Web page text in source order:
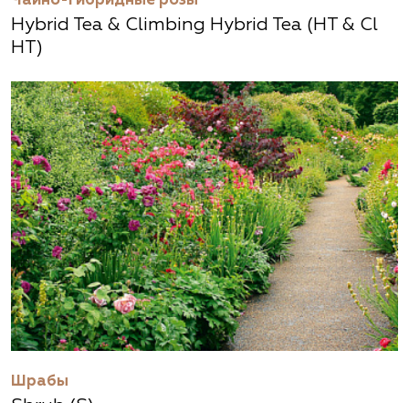
Hybrid Tea & Climbing Hybrid Tea (HT & Cl
HT)
Шрабы